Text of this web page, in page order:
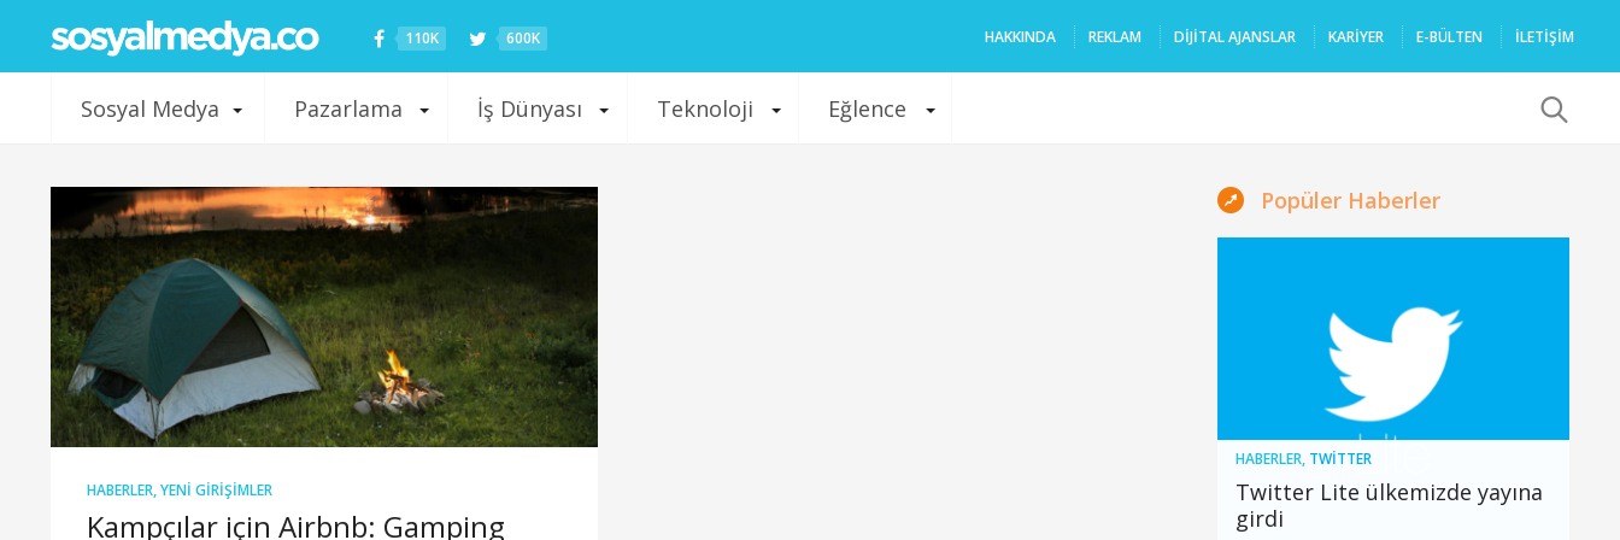
110K 600K HAKKINDA REKLAM DIJITAL AJANSLAR KARIYER E-BÜLTEN İLETİŞİM
Sosyal Medya Pazarlama İş Dünyası Teknoloji Eğlence
HABERLER,YENI GIRIŞIMLER
Kampçılar için Airbnb: Gamping
Popüler Haberler
HABERLER, TWITTER
Twitter Lite ülkemizde yayına
girdi